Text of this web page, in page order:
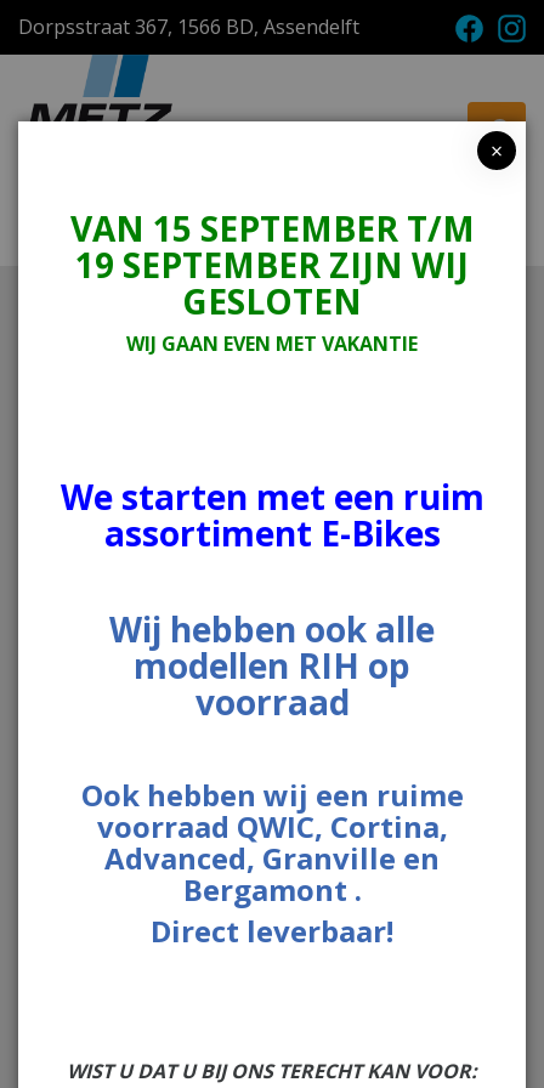
Dorpsstraat 367, 1566 BD, Assendelft
Menu Winkelwagen
Tweewielers E-bike
×
VAN 15 SEPTEMBER T/M
19 SEPTEMBER ZIJN WIJ
GESLOTEN
WIJ GAAN EVEN MET VAKANTIE
We starten met een ruim
assortiment E-Bikes
Wij hebben ook alle
modellen RIH op
voorraad
Ook hebben wij een ruime
voorraad QWIC, Cortina,
Advanced, Granville en
Bergamont .
Direct leverbaar!
WIST U DAT U BIJ ONS TERECHT KAN VOOR: